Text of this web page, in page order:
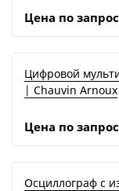
Цена по
Цифровой
| Chauvin Arnoux
Цена по
Осциллограф с